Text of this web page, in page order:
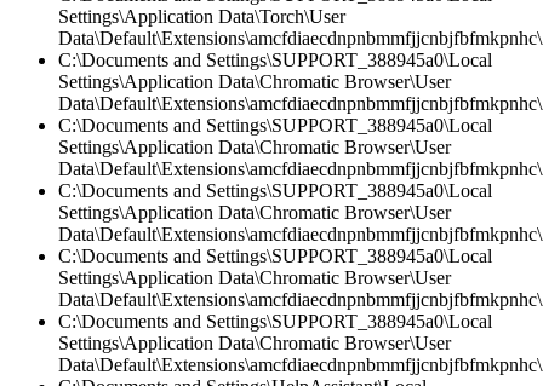
Settings\Application Data\Torch\User
C:\Documents and Settings\SUPPORT_388945a0\Local
Settings\Application Data\Chromatic Browser\User
C:\Documents and Settings\SUPPORT_388945a0\Local
Settings\Application Data\Chromatic Browser\User
C:\Documents and Settings\SUPPORT_388945a0\Local
Settings\Application Data\Chromatic Browser\User
C:\Documents and Settings\SUPPORT_388945a0\Local
Settings\Application Data\Chromatic Browser\User
C:\Documents and Settings\SUPPORT_388945a0\Local
Settings\Application Data\Chromatic Browser\User